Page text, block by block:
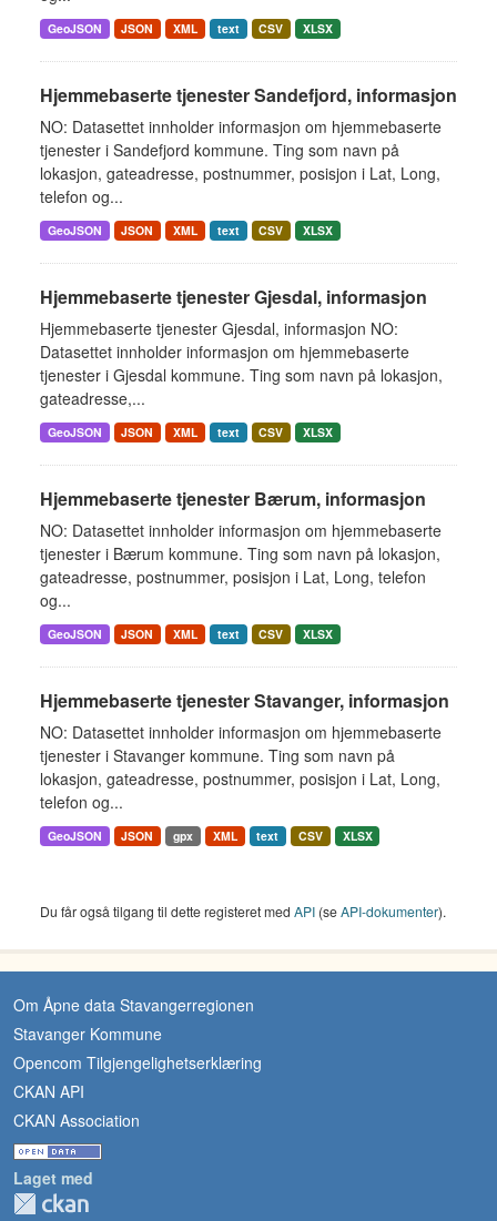
GeoJSON JSON XML text CSV XLSX
Hjemmebaserte tjenester Sandefjord, informasjon
NO: Datasettet innholder informasjon om hjemmebaserte
tjenester i Sandefjord kommune. Ting som navn på
lokasjon, gateadresse, postnummer, posisjon i Lat, Long,
telefon og...
GeoJSON JSON XML text CSV XLSX
Hjemmebaserte tjenester Gjesdal, informasjon
Hjemmebaserte tjenester Gjesdal, informasjon NO:
Datasettet innholder informasjon om hjemmebaserte
tjenester i Gjesdal kommune. Ting som navn på lokasjon,
gateadresse,...
GeoJSON JSON XML text CSV XLSX
Hjemmebaserte tjenester Bærum, informasjon
NO: Datasettet innholder informasjon om hjemmebaserte
tjenester i Bærum kommune. Ting som navn på lokasjon,
gateadresse, postnummer, posisjon i Lat, Long, telefon
og...
GeoJSON JSON XML text CSV XLSX
Hjemmebaserte tjenester Stavanger, informasjon
NO: Datasettet innholder informasjon om hjemmebaserte
tjenester i Stavanger kommune. Ting som navn på
lokasjon, gateadresse, postnummer, posisjon i Lat, Long,
telefon og...
GeoJSON JSON gpx XML text CSV XLSX
Du får også tilgang til dette registeret med API (seAPI-dokumenter).
Om Åpne data Stavangerregionen
Stavanger Kommune
Opencom Tilgjengelighetserklæring
CKAN API
CKAN Association
Laget med